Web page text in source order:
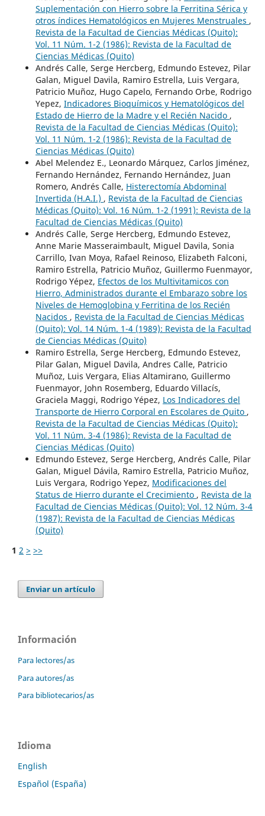
Suplementación con Hierro sobre la Ferritina Sérica y
otros índices Hematológicos en Mujeres Menstruales ,
Revista de la Facultad de Ciencias Médicas (Quito):
Vol. 11 Núm. 1-2 (1986): Revista de la Facultad de
Ciencias Médicas (Quito)
Andrés Calle, Serge Hercberg, Edmundo Estevez, Pilar
Galan, Miguel Davila, Ramiro Estrella, Luis Vergara,
Patricio Muñoz, Hugo Capelo, Fernando Orbe, Rodrigo
Yepez, Indicadores Bioquímicos y Hematológicos del
Estado de Hierro de la Madre y el Recién Nacido ,
Revista de la Facultad de Ciencias Médicas (Quito):
Vol. 11 Núm. 1-2 (1986): Revista de la Facultad de
Ciencias Médicas (Quito)
Abel Melendez E., Leonardo Márquez, Carlos Jiménez,
Fernando Hernández, Fernando Hernández, Juan
Romero, Andrés Calle, Histerectomía Abdominal
Invertida (H.A.I.) , Revista de la Facultad de Ciencias
Médicas (Quito): Vol. 16 Núm. 1-2 (1991): Revista de la
Facultad de Ciencias Médicas (Quito)
Andrés Calle, Serge Hercberg, Edmundo Estevez,
Anne Marie Masseraimbault, Miguel Davila, Sonia
Carrillo, Ivan Moya, Rafael Reinoso, Elizabeth Falconi,
Ramiro Estrella, Patricio Muñoz, Guillermo Fuenmayor,
Rodrigo Yépez, Efectos de los Multivitamicos con
Hierro, Administrados durante el Embarazo sobre los
Niveles de Hemoglobina y Ferritina de los Recién
Nacidos , Revista de la Facultad de Ciencias Médicas
(Quito): Vol. 14 Núm. 1-4 (1989): Revista de la Facultad
de Ciencias Médicas (Quito)
Ramiro Estrella, Serge Hercberg, Edmundo Estevez,
Pilar Galan, Miguel Davila, Andres Calle, Patricio
Muñoz, Luis Vergara, Elias Altamirano, Guillermo
Fuenmayor, John Rosemberg, Eduardo Villacís,
Graciela Maggi, Rodrigo Yépez, Los Indicadores del
Transporte de Hierro Corporal en Escolares de Quito ,
Revista de la Facultad de Ciencias Médicas (Quito):
Vol. 11 Núm. 3-4 (1986): Revista de la Facultad de
Ciencias Médicas (Quito)
Edmundo Estevez, Serge Hercberg, Andrés Calle, Pilar
Galan, Miguel Dávila, Ramiro Estrella, Patricio Muñoz,
Luis Vergara, Rodrigo Yepez, Modificaciones del
Status de Hierro durante el Crecimiento , Revista de la
Facultad de Ciencias Médicas (Quito): Vol. 12 Núm. 3-4
(1987): Revista de la Facultad de Ciencias Médicas
(Quito)
1 2 > >>
Enviar un artículo
Información
Para lectores/as
Para autores/as
Para bibliotecarios/as
Idioma
English
Español (España)